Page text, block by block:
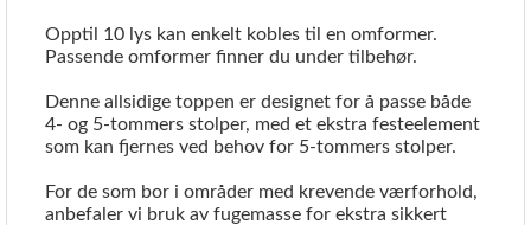
Opptil 10 lys kan enkelt kobles til en omformer.
Passende omformer finner du under tilbehør.
Denne allsidige toppen er designet for å passe både
4- og 5-tommers stolper, med et ekstra festeelement
som kan fjernes ved behov for 5-tommers stolper.
For de som bor i områder med krevende værforhold,
anbefaler vi bruk av fugemasse for ekstra sikkert